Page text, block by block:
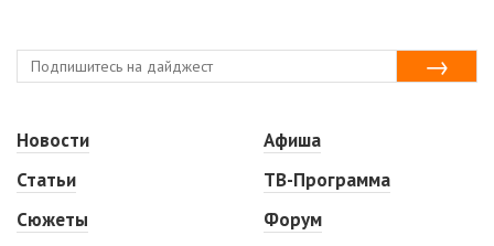
Новости
Статьи
Сюжеты
Афиша
ТВ-Программа
Форум